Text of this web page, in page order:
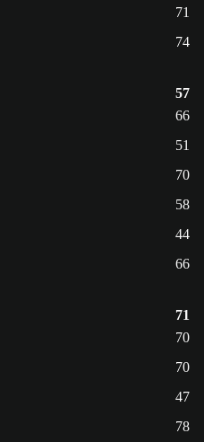
71
74
57
66
51
70
58
44
66
71
70
70
47
78